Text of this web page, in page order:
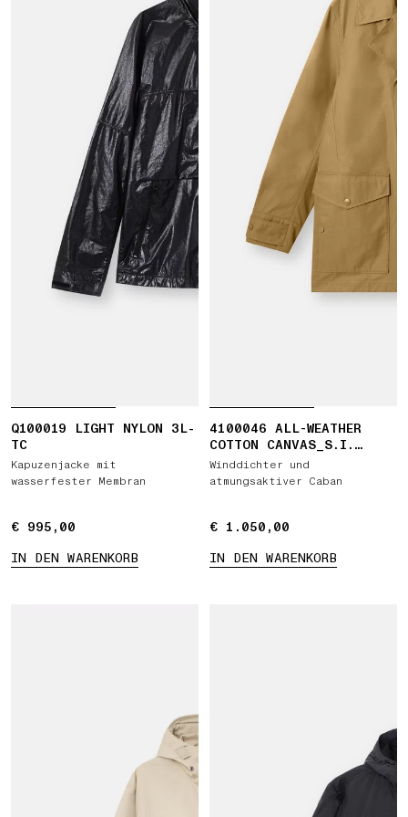
Q100019 LIGHT NYLON 3L-
TC
Kapuzenjacke mit
wasserfester Membran
€ 995,00
€ 995,00
IN DEN WARENKORB
4100046 ALL-WEATHER
COTTON CANVAS_S.I.
GHOST
Winddichter und
atmungsaktiver Caban
€ 1.050,00
€ 1.050,00
IN DEN WARENKORB